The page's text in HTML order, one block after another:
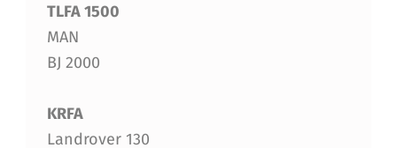
TLFA 1500
MAN
BJ 2000
KRFA
Landrover 130